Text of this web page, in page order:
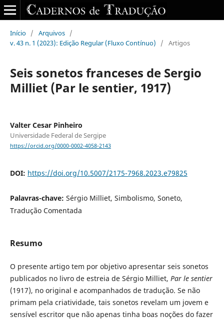
Início / Arquivos /
v. 43 n. 1 (2023): Edição Regular (Fluxo Contínuo)
/ Artigos
Seis sonetos franceses de Sergio
Milliet (Par le sentier, 1917)
Valter Cesar Pinheiro
Universidade Federal de Sergipe
https://orcid.org/0000-0002-4058-2143
DOI: https://doi.org/10.5007/2175-7968.2023.e79825
Palavras-chave: Sérgio Milliet, Simbolismo, Soneto,
Tradução Comentada
Resumo
O presente artigo tem por objetivo apresentar seis sonetos
publicados no livro de estreia de Sérgio Milliet, Par le sentier
(1917), no original e acompanhados de tradução. Se não
primam pela criatividade, tais sonetos revelam um jovem e
sensível escritor que não apenas tinha boas noções do fazer